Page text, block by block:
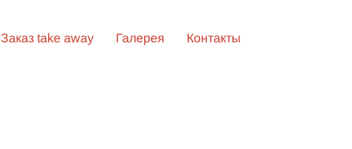
Контакты
Галерея
Заказ take away